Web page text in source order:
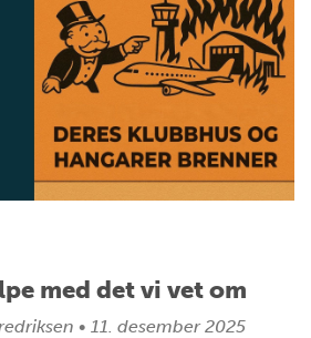
med det vi vet om
• 11. desember 2025